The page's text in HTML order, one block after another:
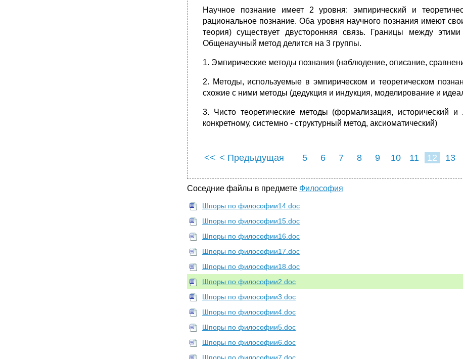
Научное познание имеет 2 уровня: эмпирический и
рациональное познание. Оба уровня научного познания имеют
теория) существует двусторонняя связь. Границы между
Общенаучный метод делится на 3 группы.
1. Эмпирические методы познания (наблюдение, описание,
2. Методы, используемые в эмпирическом и теоретическом
схожие с ними методы (дедукция и индукция, моделирование и
3. Чисто теоретические методы (формализация, исторический
конкретному, системно - структурный метод, аксиоматический)
<< < Предыдущая 5 6 7 8 9 10 11 12 13
Соседние файлы в предмете Философия
Шпоры по философии14.doc
Шпоры по философии15.doc
Шпоры по философии16.doc
Шпоры по философии17.doc
Шпоры по философии18.doc
Шпоры по философии2.doc
Шпоры по философии3.doc
Шпоры по философии4.doc
Шпоры по философии5.doc
Шпоры по философии6.doc
Шпоры по философии7.doc